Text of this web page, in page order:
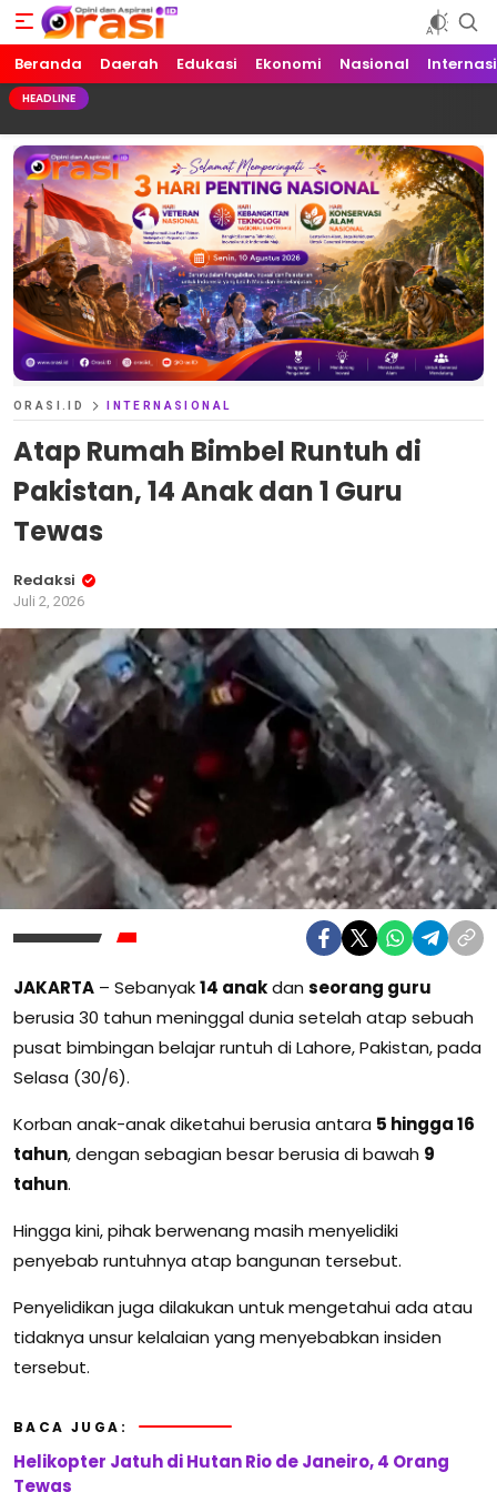
Orasi.ID
Opini dan Aspirasi!
Beranda Daerah Edukasi Ekonomi Nasional
HEADLINE
ORASI.ID INTERNASIONAL
Atap Rumah Bimbel Runtuh di
Pakistan, 14 Anak dan 1 Guru
Tewas
Redaksi
Juli 2, 2026
JAKARTA – Sebanyak14 anakdan seorang guru
berusia 30 tahun meninggal dunia setelah atap sebuah
pusat bimbingan belajar runtuh di Lahore, Pakistan, pada
Selasa (30/6).
Korban anak-anak diketahui berusia antara 5 hingga 16
tahun, dengan sebagian besar berusia di bawah 9
tahun.
Hingga kini, pihak berwenang masih menyelidiki
penyebab runtuhnya atap bangunan tersebut.
Penyelidikan juga dilakukan untuk mengetahui ada atau
tidaknya unsur kelalaian yang menyebabkan insiden
tersebut.
BACA JUGA:
Helikopter Jatuh di Hutan Rio de Janeiro, 4 Orang
Tewas